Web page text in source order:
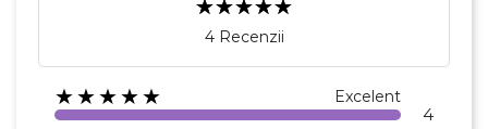
4 Recenzii
★★★★★ Excelent
4